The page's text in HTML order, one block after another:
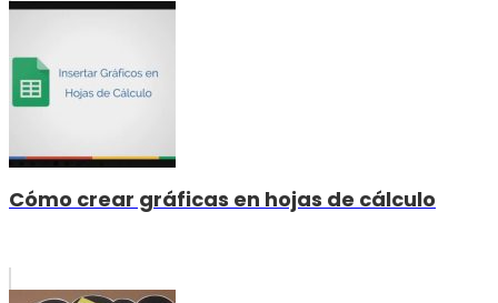
Cómo crear gráficas en hojas de cálculo